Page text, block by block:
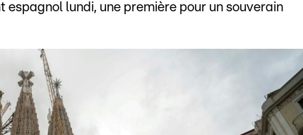
lundi, une première pour un souverain